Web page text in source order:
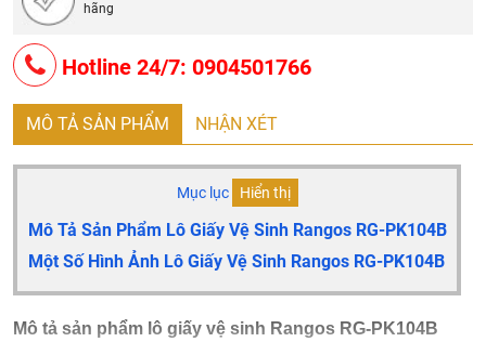
hãng
Hotline 24/7: 0904501766
MÔ TẢ SẢN PHẨM NHẬN XÉT
Mục lục Hiển thị
Mô Tả Sản Phẩm Lô Giấy Vệ Sinh Rangos RG-PK104B
Một Số Hình Ảnh Lô Giấy Vệ Sinh Rangos RG-PK104B
Mô tả sản phẩm lô giấy vệ sinh Rangos RG-PK104B